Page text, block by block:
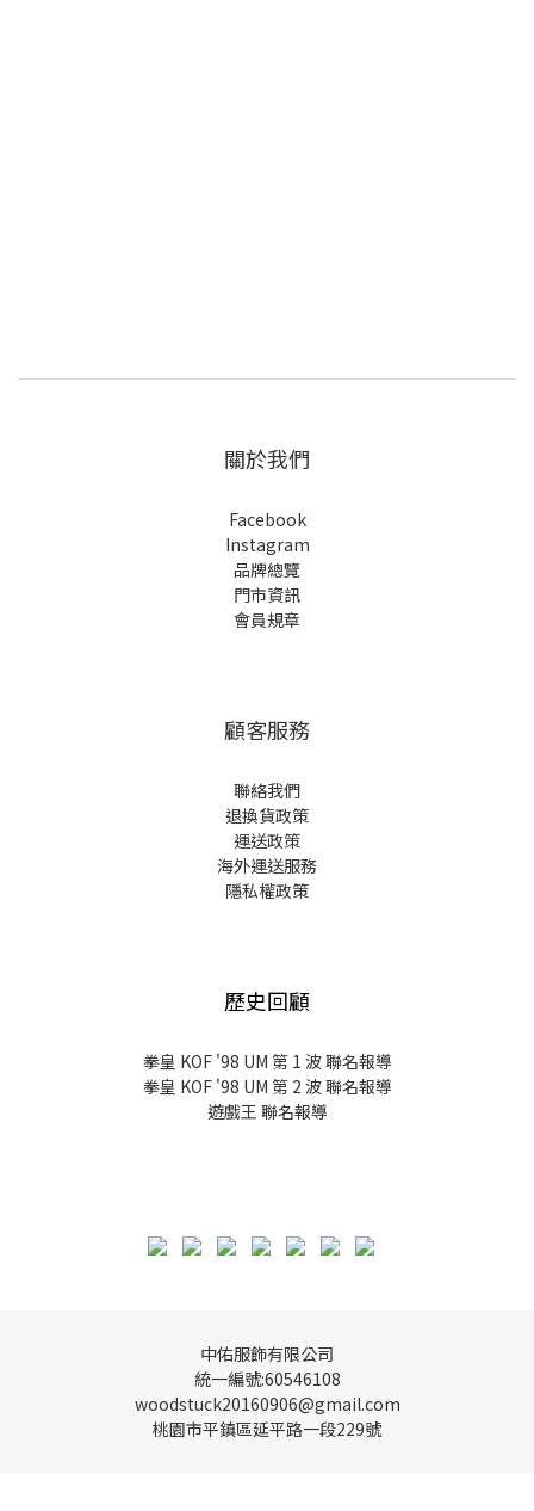
關於我們
Facebook
Instagram
品牌總覽
門市資訊
會員規章
顧客服務
聯絡我們
退換貨政策
運送政策
海外運送服務
隱私權政策
歷史回顧
拳皇 KOF '98 UM 第 1 波 聯名報導
拳皇 KOF '98 UM 第 2 波 聯名報導
遊戲王 聯名報導
中佑服飾有限公司
統一編號:60546108
woodstuck20160906@gmail.com
桃園市平鎮區延平路一段229號